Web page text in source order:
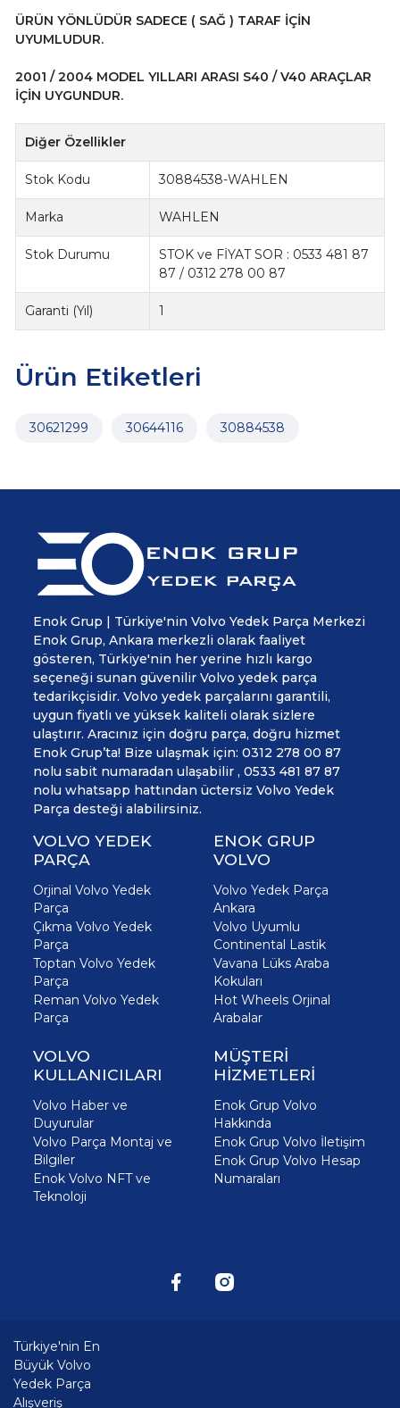
ÜRÜN YÖNLÜDÜR SADECE ( SAĞ ) TARAF İÇİN
UYUMLUDUR.
2001 / 2004 MODEL YILLARI ARASI S40 / V40 ARAÇLAR
İÇİN UYGUNDUR.
Diğer Özellikler
Stok Kodu 30884538-WAHLEN
Marka WAHLEN
Stok Durumu
STOK ve FİYAT SOR : 0533 481 87
87 / 0312 278 00 87
Garanti (Yıl) 1
Ürün Etiketleri
30621299 30644116 30884538
Enok Grup | Türkiye'nin Volvo Yedek Parça Merkezi
Enok Grup, Ankara merkezli olarak faaliyet
gösteren, Türkiye'nin her yerine hızlı kargo
seçeneği sunan güvenilir Volvo yedek parça
tedarikçisidir. Volvo yedek parçalarını garantili,
uygun fiyatlı ve yüksek kaliteli olarak sizlere
ulaştırır. Aracınız için doğru parça, doğru hizmet
Enok Grup’ta! Bize ulaşmak için: 0312 278 00 87
nolu sabit numaradan ulaşabilir , 0533 481 87 87
nolu whatsapp hattından üctersiz Volvo Yedek
Parça desteği alabilirsiniz.
VOLVO YEDEK
PARÇA
Orjinal Volvo Yedek
Parça
Çıkma Volvo Yedek
Parça
Toptan Volvo Yedek
Parça
Reman Volvo Yedek
Parça
ENOK GRUP
VOLVO
Volvo Yedek Parça
Ankara
Volvo Uyumlu
Continental Lastik
Vavana Lüks Araba
Kokuları
Hot Wheels Orjinal
Arabalar
VOLVO
KULLANICILARI
Volvo Haber ve
Duyurular
Volvo Parça Montaj ve
Bilgiler
Enok Volvo NFT ve
Teknoloji
MÜŞTERİ
HİZMETLERİ
Enok Grup Volvo
Hakkında
Enok Grup Volvo İletişim
Enok Grup Volvo Hesap
Numaraları
Türkiye'nin En
Büyük Volvo
Yedek Parça
Alışveriş